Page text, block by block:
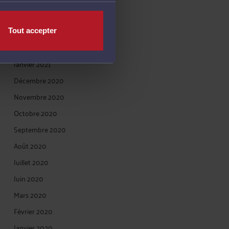
Tout accepter
Mai 2021
Mars 2021
Février 2021
Janvier 2021
Décembre 2020
Novembre 2020
Octobre 2020
Septembre 2020
Août 2020
Juillet 2020
Juin 2020
Mars 2020
Février 2020